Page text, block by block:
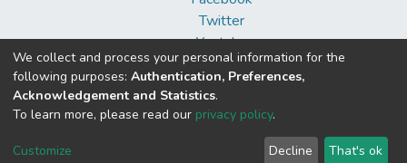
Twitter
Youtube
DSpace software copyright © 2002-2026
Cookie
End User
Send
We collect and process your personal information for the
following purposes: Authentication, Preferences,
Acknowledgement and Statistics.
To learn more, please read our privacy policy.
Customize Decline That's ok